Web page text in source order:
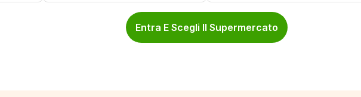
Entra E Scegli Il Supermercato